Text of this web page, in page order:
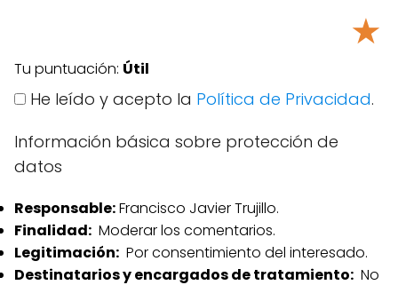
★
Tu puntuación: Útil
He leído y acepto la Política de Privacidad.
Información básica sobre protección de
datos
Responsable:Francisco Javier Trujillo.
Finalidad: Moderar los comentarios.
Legitimación: Por consentimiento del interesado.
Destinatarios y encargados de tratamiento: No